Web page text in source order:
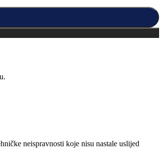
neispravnosti koje nisu nastale uslijed